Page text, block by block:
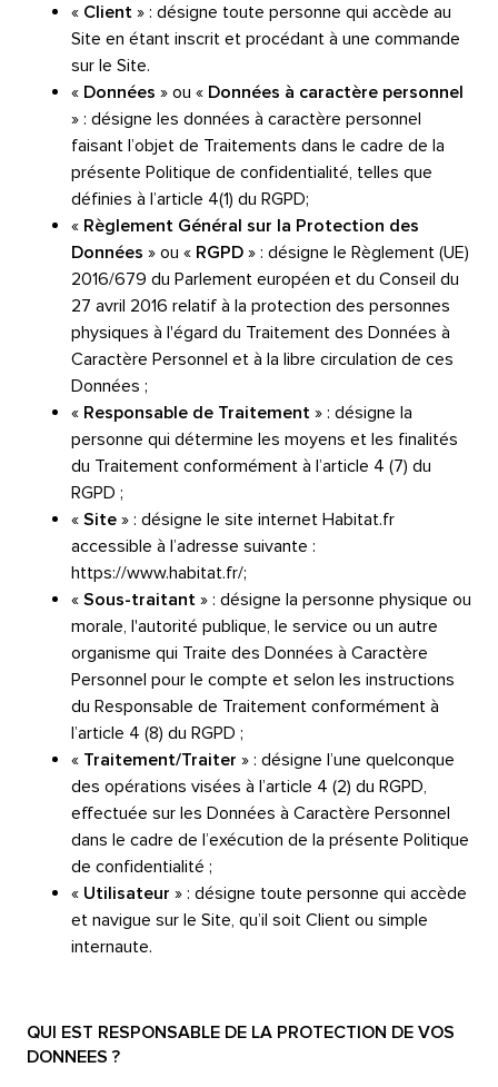
« Client » : désigne toute personne qui accède au
Site en étant inscrit et procédant à une commande
sur le Site.
« Données » ou « Données à caractère personnel
» : désigne les données à caractère personnel
faisant l’objet de Traitements dans le cadre de la
présente Politique de confidentialité, telles que
définies à l’article 4(1) du RGPD;
« Règlement Général sur la Protection des
Données » ou « RGPD » : désigne le Règlement (UE)
2016/679 du Parlement européen et du Conseil du
27 avril 2016 relatif à la protection des personnes
physiques à l'égard du Traitement des Données à
Caractère Personnel et à la libre circulation de ces
Données ;
« Responsable de Traitement » : désigne la
personne qui détermine les moyens et les finalités
du Traitement conformément à l’article 4 (7) du
RGPD ;
« Site » : désigne le site internet Habitat.fr
accessible à l’adresse suivante :
https://www.habitat.fr/;
« Sous-traitant » : désigne la personne physique ou
morale, l'autorité publique, le service ou un autre
organisme qui Traite des Données à Caractère
Personnel pour le compte et selon les instructions
du Responsable de Traitement conformément à
l’article 4 (8) du RGPD ;
« Traitement/Traiter » : désigne l’une quelconque
des opérations visées à l’article 4 (2) du RGPD,
effectuée sur les Données à Caractère Personnel
dans le cadre de l’exécution de la présente Politique
de confidentialité ;
« Utilisateur » : désigne toute personne qui accède
et navigue sur le Site, qu’il soit Client ou simple
internaute.
QUI EST RESPONSABLE DE LA PROTECTION DE VOS
DONNEES ?